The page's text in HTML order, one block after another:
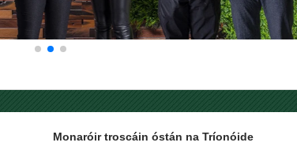
Monaróir troscáin óstán na Tríonóide